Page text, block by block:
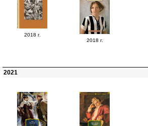
2018 г.
2018 г.
2021